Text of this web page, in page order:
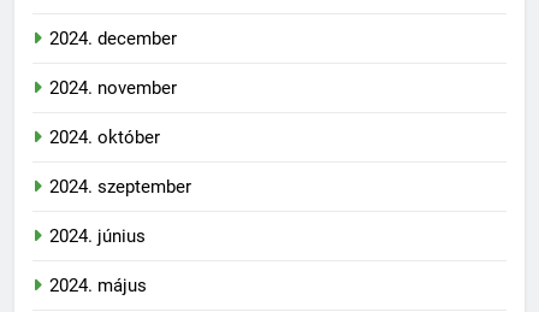
2024. december
2024. november
2024. október
2024. szeptember
2024. június
2024. május